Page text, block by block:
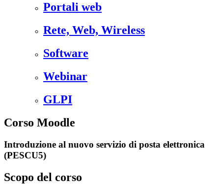
Portali web
Rete, Web, Wireless
Software
Webinar
GLPI
Corso Moodle
Introduzione al nuovo servizio di posta elettronica
(PESCU5)
Scopo del corso